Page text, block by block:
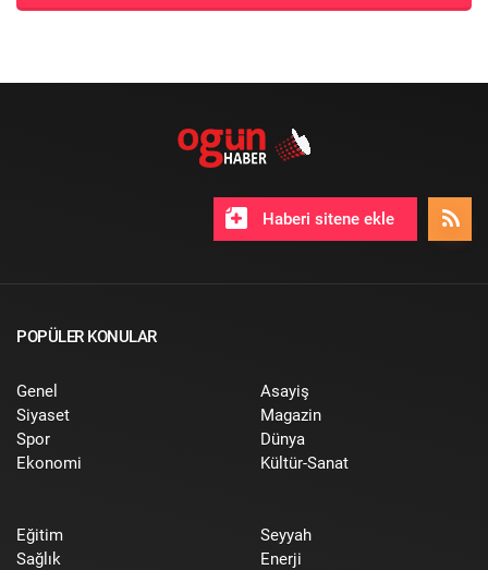
Haberi sitene ekle
POPÜLER KONULAR
Genel
Siyaset
Spor
Ekonomi
Asayiş
Magazin
Dünya
Kültür-Sanat
Eğitim
Sağlık
Seyyah
Enerji